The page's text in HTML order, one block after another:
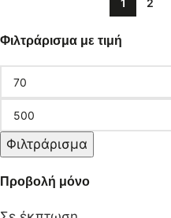
Φιλτράρισμα με τιμή
Φιλτράρισμα
Προβολή μόνο
1 2